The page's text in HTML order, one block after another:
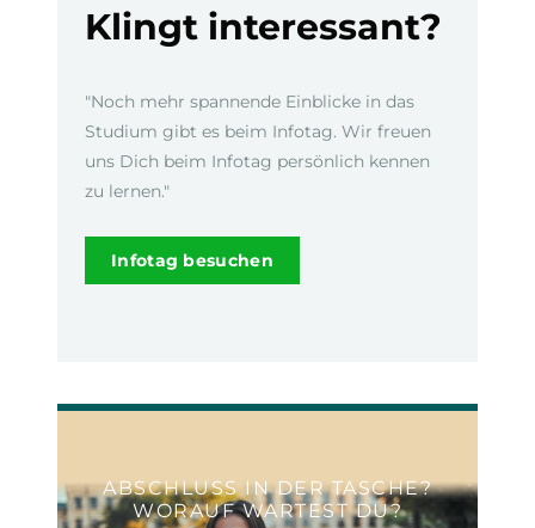
Klingt interessant?
"Noch mehr spannende Einblicke in das
Studium gibt es beim Infotag. Wir freuen
uns Dich beim Infotag persönlich kennen
zu lernen."
Infotag besuchen
ABSCHLUSS IN DER TASCHE?
WORAUF WARTEST DU?